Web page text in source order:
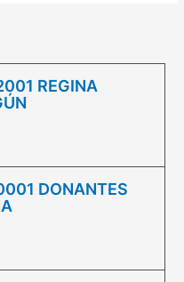
REGINA
DONANTES